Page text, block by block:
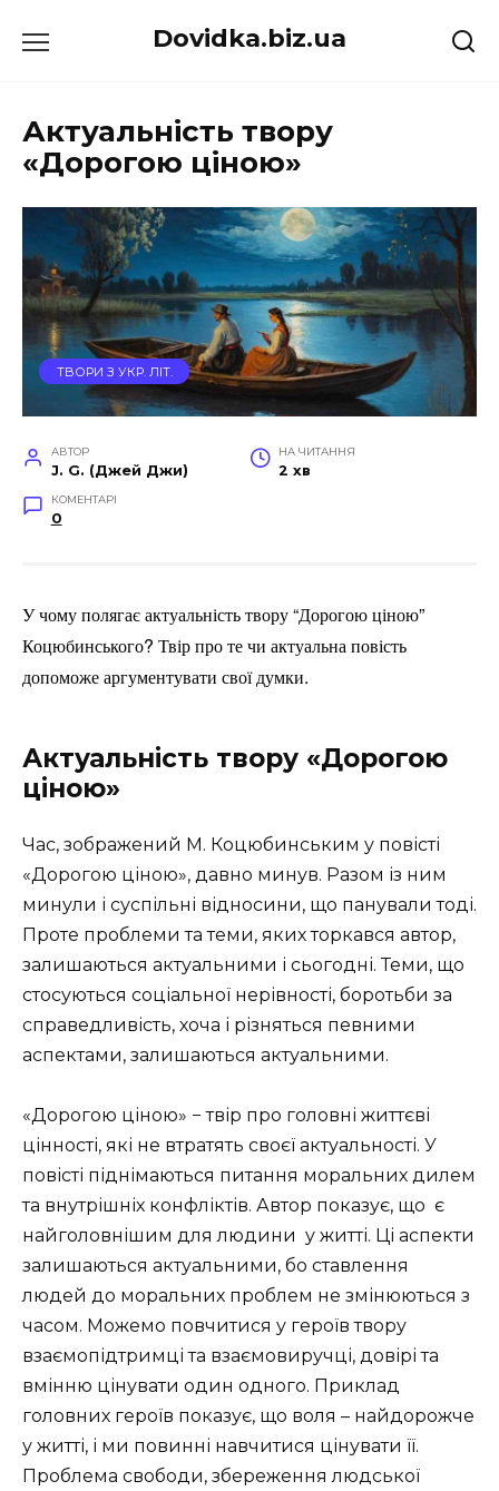
до
Dovidka.biz.ua
Актуальність твору
«Дорогою ціною»
ТВОРИ З УКР. ЛІТ.
АВТОР
J. G. (Джей Джи)
НА ЧИТАННЯ
2 хв
КОМЕНТАРІ
0
У чому полягає актуальність твору “Дорогою ціною”
Коцюбинського? Твір про те чи актуальна повість
допоможе аргументувати свої думки.
Актуальність твору «Дорогою
ціною»
Час, зображений М. Коцюбинським у повісті
«Дорогою ціною», давно минув. Разом із ним
минули і суспільні відносини, що панували тоді.
Проте проблеми та теми, яких торкався автор,
залишаються актуальними і сьогодні. Теми, що
стосуються соціальної нерівності, боротьби за
справедливість, хоча і різняться певними
аспектами, залишаються актуальними.
«Дорогою ціною» − твір про головні життєві
цінності, які не втратять своєї актуальності. У
повісті піднімаються питання моральних дилем
та внутрішніх конфліктів. Автор показує, що є
найголовнішим для людини у житті. Ці аспекти
залишаються актуальними, бо ставлення
людей до моральних проблем не змінюються з
часом. Можемо повчитися у героїв твору
взаємопідтримці та взаємовиручці, довірі та
вмінню цінувати один одного. Приклад
головних героїв показує, що воля – найдорожче
у житті, і ми повинні навчитися цінувати її.
Проблема свободи, збереження людської